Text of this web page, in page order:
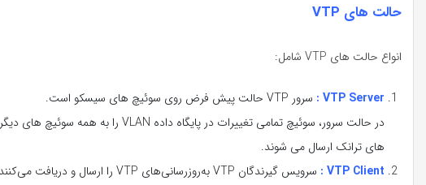
حالت های VTP
انواع حالت های VTP شامل:
VTP Server : سرور VTP حالت پیش فرض روی سوئیچ های سیسکو است.
های ترانک ارسال می شوند.
VTP Client :